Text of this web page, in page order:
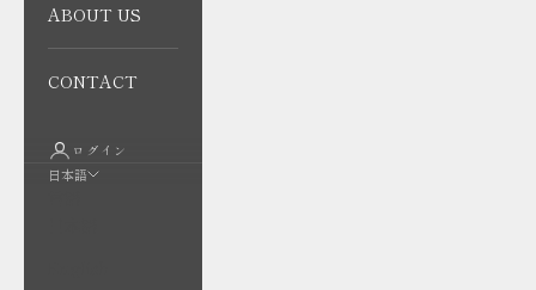
ABOUT US
CONTACT
ログイン
日本語